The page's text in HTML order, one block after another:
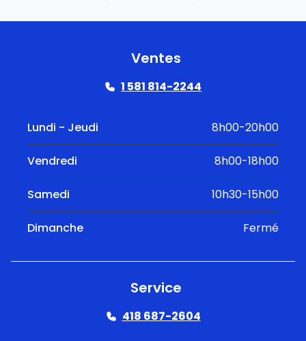
Ventes
1 581 814-2244
Lundi - Jeudi 8h00-20h00
Vendredi 8h00-18h00
Samedi 10h30-15h00
Dimanche Fermé
Service
418 687-2604